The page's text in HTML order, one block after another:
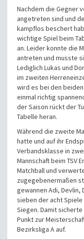
Nachdem die Gegner
angetreten sind und
kampflos beschert
wichtige Spiel beim
an. Leider konnte die
antreten und musste
Lediglich Lukas und
im zweiten
wird es bei den
einmal richtig
der Saison rückt der
Tabelle heran.
Während die zweite
hatte und auf ihr
Verbandsklasse in
Mannschaft beim TSV
Matchball und
zugegebenermaßen
gewannen Adi, Devlin,
sieben der acht
Siegen. Damit
Punkt zur
Bezirksliga A auf.